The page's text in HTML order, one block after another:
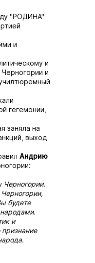
"РОДИНА"
и
и
и
тюремный
гегемонии,
заняла на
выход
Андрию
Черногории.
будете
и